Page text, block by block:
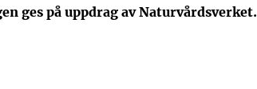
ges på uppdrag av Naturvårdsverket.